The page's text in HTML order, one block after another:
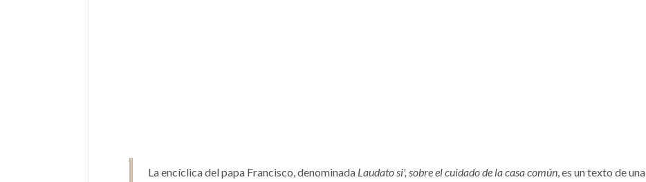
La encíclica del papa Francisco, denominada Laudato si', sobre el cuidado de la casa común, es un texto de una